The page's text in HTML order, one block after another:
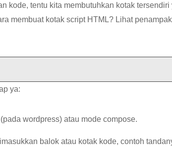
kode, tentu kita membutuhkan kotak
membuat kotak script HTML? Lihat
ya:
wordpress) atau mode compose.
balok atau kotak kode, contoh